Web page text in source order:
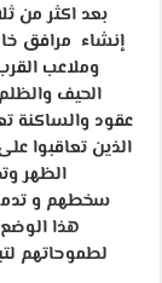
بعد اكثر من
إنشاء مرافق
وملاعب
عقود والساكنة
الذين تعاقبوا
الظهر
سخطهم و
لطموحاتهم